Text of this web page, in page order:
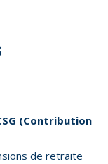
(Contribution
de retraite